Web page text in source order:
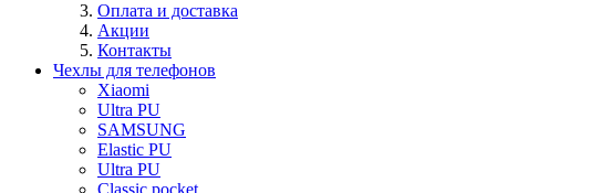
Оплата и доставка
Акции
Контакты
Чехлы для телефонов
Xiaomi
Ultra PU
SAMSUNG
Elastic PU
Ultra PU